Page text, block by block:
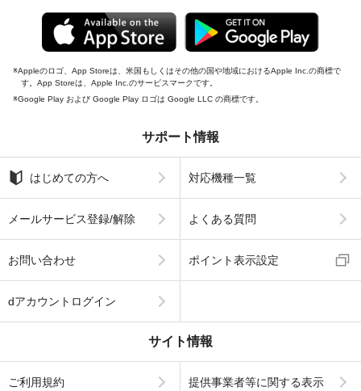
Appleのロゴ、App Storeは、米国もしくはその他の国や地域におけるApple Inc.の商標で
す。App Storeは、Apple Inc.のサービスマークです。
Google Play および Google Play ロゴは Google LLC の商標です。
サポート情報
はじめての方へ 対応機種一覧
メールサービス登録/解除 よくある質問
お問い合わせ ポイント表示設定
dアカウントログイン
サイト情報
ご利用規約 提供事業者等に関する表示